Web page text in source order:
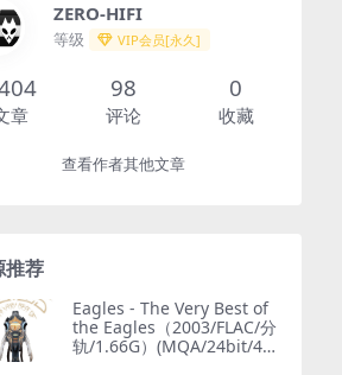
ZERO-HIFI
等级 VIP会员[永久]
章
98
评论
0
收藏
查看作者其他文章
推荐
Eagles - The Very Best of
the Eagles（2003/FLAC/分
轨/1.66G）(MQA/24bit/48